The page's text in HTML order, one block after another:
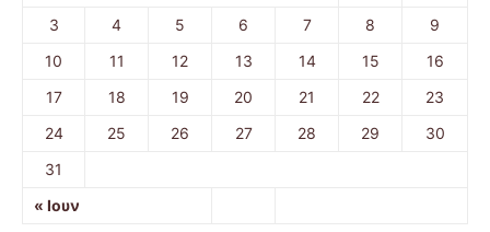
« Ιουν
3
4 5 6 7 8
9
10
11 12 13 14 15
16
17
18 19 20 21 22
23
24
25 26 27 28 29
30
31